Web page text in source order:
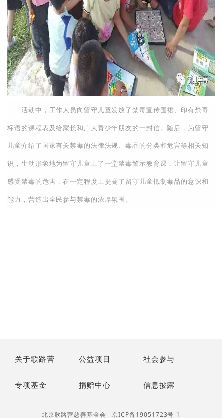
活动中，工作人员向留守儿童发放了禁毒宣传围裙、印有禁毒
标语的课程表及给家长和广大青少年朋友的一封信。随后，为留守
儿童介绍了国家有关禁毒的法律法规、毒品的分类和危害等相关知
识，生动形象地为留守儿童上了一堂禁毒警示教育课，让留守儿童
感受禁毒的危害，在一定程度上提高了留守儿童抵制毒品的意识和
能力，营造出全民参与禁毒的浓厚氛围。
关于歌路营 公益项目 社会参与
专项基金 捐赠中心 信息披露
北京歌路营慈善基金会 京ICP备19051723号-1